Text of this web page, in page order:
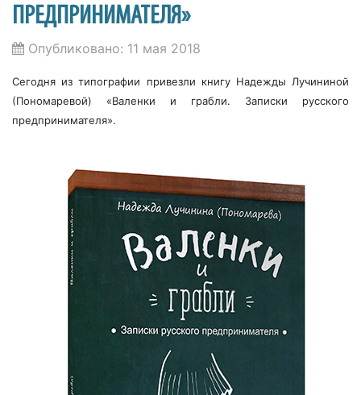
ПРЕДПРИНИМАТЕЛЯ»
Опубликовано: 11 мая 2018
Сегодня из типографии привезли книгу Надежды Лучининой
(Пономаревой) «Валенки и грабли. Записки русского
предпринимателя».